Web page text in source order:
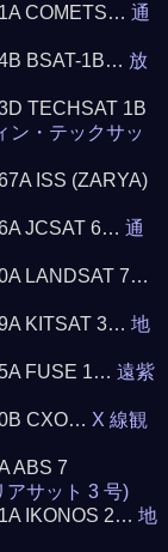
COMETS…通
BSAT-1B… 放
TECHSAT 1B
ン・テックサッ
ISS (ZARYA)
JCSAT 6…通
LANDSAT 7…
KITSAT 3…地
FUSE 1…遠紫
CXO… X 線観
ABS 7
アサット 3 号)
IKONOS 2…地